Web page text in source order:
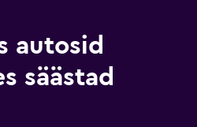
autosid
säästad